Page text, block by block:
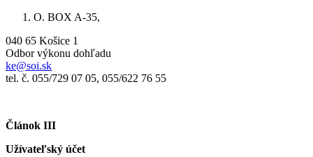
O. BOX A-35,
040 65 Košice 1
Odbor výkonu dohľadu
ke@soi.sk
tel. č. 055/729 07 05, 055/622 76 55
Článok III
Užívateľský účet